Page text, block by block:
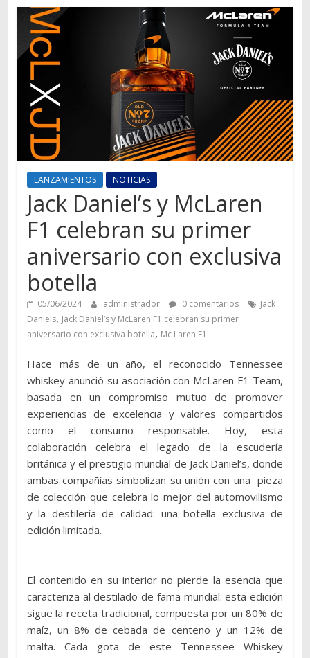
Autos,
camiones,
motos,
información
del
mundo
del
transporte
LANZAMIENTOS NOTICIAS
Jack Daniel’s y McLaren
F1 celebran su primer
aniversario con exclusiva
botella
05/06/2024 administrador 0 comentarios
Jack
Daniels, Jack Daniel’s y McLaren F1 celebran su primer
aniversario con exclusiva botella, Mc Laren F1
Hace más de un año, el reconocido Tennessee
whiskey anunció su asociación con McLaren F1 Team,
basada en un compromiso mutuo de promover
experiencias de excelencia y valores compartidos
como el consumo responsable. Hoy, esta
colaboración celebra el legado de la escudería
británica y el prestigio mundial de Jack Daniel’s, donde
ambas compañías simbolizan su unión con una pieza
de colección que celebra lo mejor del automovilismo
y la destilería de calidad: una botella exclusiva de
edición limitada.
El contenido en su interior no pierde la esencia que
caracteriza al destilado de fama mundial: esta edición
sigue la receta tradicional, compuesta por un 80% de
maíz, un 8% de cebada de centeno y un 12% de
malta. Cada gota de este Tennessee Whiskey